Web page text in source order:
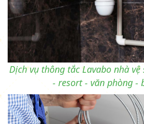
Dịch vụ thông tắc Lavabo nhà
- resort - văn phòng -